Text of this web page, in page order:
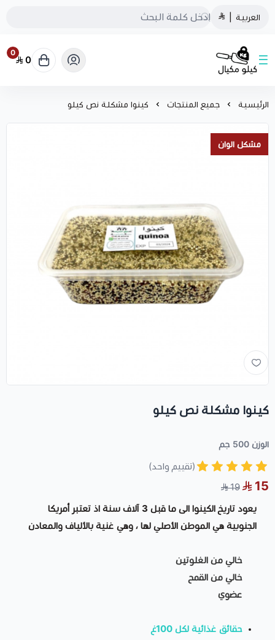
العربية
كيلو مكيال
0
0
الرئيسية جميع المنتجات كينوا مشكلة نص كيلو
مشكل الوان
كينوا مشكلة نص كيلو
الوزن 500 جم
(تقييم واحد)
15
19
يعود تاريخ الكينوا الى ما قبل 3 آلاف سنة اذ تعتبر أمريكا
الجنوبية هي الموطن الأصلي لها ، وهي غنية بالألياف والمعادن
خالي من الغلوتين
خالي من القمح
عضوي
حقائق غذائية لكل 100غ